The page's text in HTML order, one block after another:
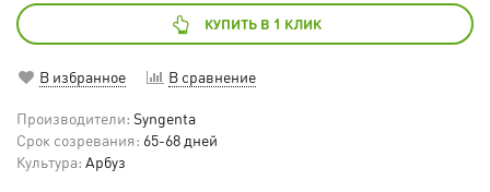
КУПИТЬ В 1 КЛИК
В избранное В сравнение
Производители: Syngenta
Срок созревания: 65-68 дней
Культура: Арбуз